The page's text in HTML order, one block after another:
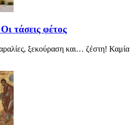
τάσεις φέτος
ξεκούραση και… ζέστη! Καμία